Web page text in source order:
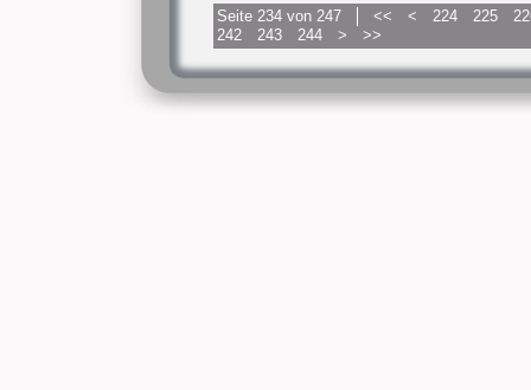
Seite 234 von 247 << < 224 225
242
243 244 > >>